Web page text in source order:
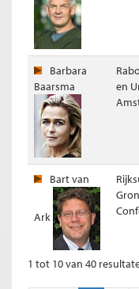
Stelling 5
De rel rond de extra
(van maart 2015)
Barbara
Baarsma
en
Bart van
Ark
1 tot 10 van 40